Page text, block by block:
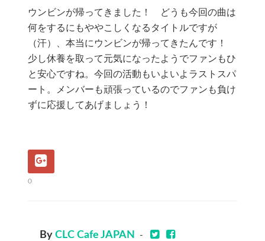
ウンビンが帰ってきました！ どうも今回の曲は
何をするにもややこしくなるタイトルですが
（汗）、本当にウンビンが帰ってきたんです！
少し休養を取って元気になったようでファンもひ
と安心ですね。今回の活動もいよいよラストスパ
ート。メンバーも頑張っているのでファンも負け
ずに応援してあげましょう！
0
By CLC Cafe JAPAN -